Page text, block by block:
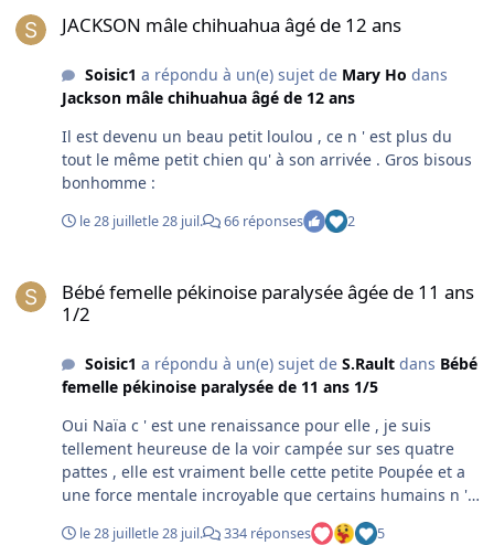
JACKSON mâle chihuahua âgé de 12 ans
Soisic1 a répondu à un(e) sujet de Mary Ho dans
Jackson mâle chihuahua âgé de 12 ans
Il est devenu un beau petit loulou , ce n ' est plus du
tout le même petit chien qu' à son arrivée . Gros bisous
bonhomme :
le 28 juilletle 28 juil. 66 réponses 2
Bébé femelle pékinoise paralysée âgée de 11 ans
1/2
Soisic1 a répondu à un(e) sujet de S.Raultdans Bébé
femelle pékinoise paralysée de 11 ans 1/5
Oui Naïa c ' est une renaissance pour elle , je suis
tellement heureuse de la voir campée sur ses quatre
pattes , elle est vraiment belle cette petite Poupée et a
une force mentale incroyable que certains humains n '
ont pas ! Plein de bisous ma puce .
le 28 juilletle 28 juil. 334 réponses 5